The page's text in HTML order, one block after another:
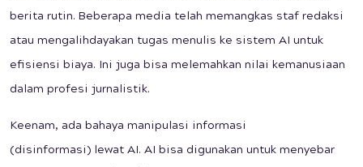
berita rutin. Beberapa media telah memangkas staf redaksi
atau mengalihdayakan tugas menulis ke sistem AI untuk
efisiensi biaya. Ini juga bisa melemahkan nilai kemanusiaan
dalam profesi jurnalistik.
Keenam, ada bahaya manipulasi informasi
(disinformasi) lewat AI. AI bisa digunakan untuk menyebar